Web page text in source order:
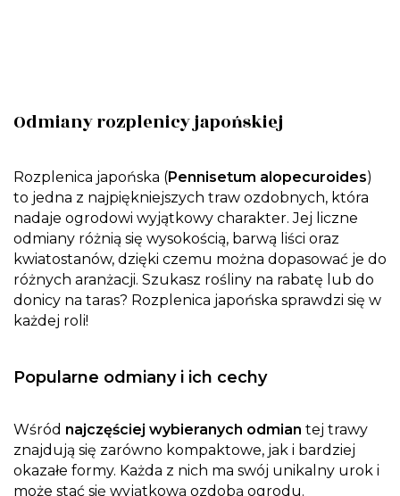
Odmiany rozplenicy japońskiej
Rozplenica japońska (Pennisetum alopecuroides)
to jedna z najpiękniejszych traw ozdobnych, która
nadaje ogrodowi wyjątkowy charakter. Jej liczne
odmiany różnią się wysokością, barwą liści oraz
kwiatostanów, dzięki czemu można dopasować je do
różnych aranżacji. Szukasz rośliny na rabatę lub do
donicy na taras? Rozplenica japońska sprawdzi się w
każdej roli!
Popularne odmiany i ich cechy
Wśród najczęściej wybieranych odmian tej trawy
znajdują się zarówno kompaktowe, jak i bardziej
okazałe formy. Każda z nich ma swój unikalny urok i
może stać się wyjątkową ozdobą ogrodu.